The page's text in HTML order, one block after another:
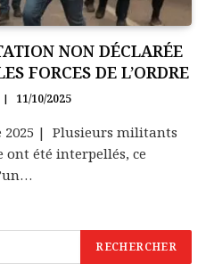
NON DÉCLARÉE
FORCES DE L’ORDRE
11/10/2025
2025 | Plusieurs militants
été interpellés, ce